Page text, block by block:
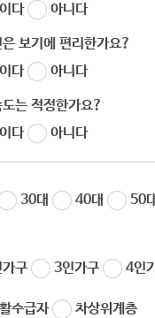
ìº 성민복지관
다 아니다
보기에 편리한가요?
다 아니다
는 적정한가요?
다 아니다
30대 40대 50대
구 3인가구 4인
수급자 차상위계층
시 청년수당 사
- 848호